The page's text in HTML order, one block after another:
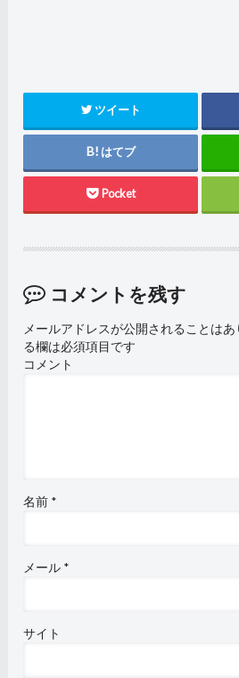
ツイート
はてブ
Pocket
コメントを残す
メールアドレスが公開されることはあ
る欄は必須項目です
コメント
名前 *
メール *
サイト